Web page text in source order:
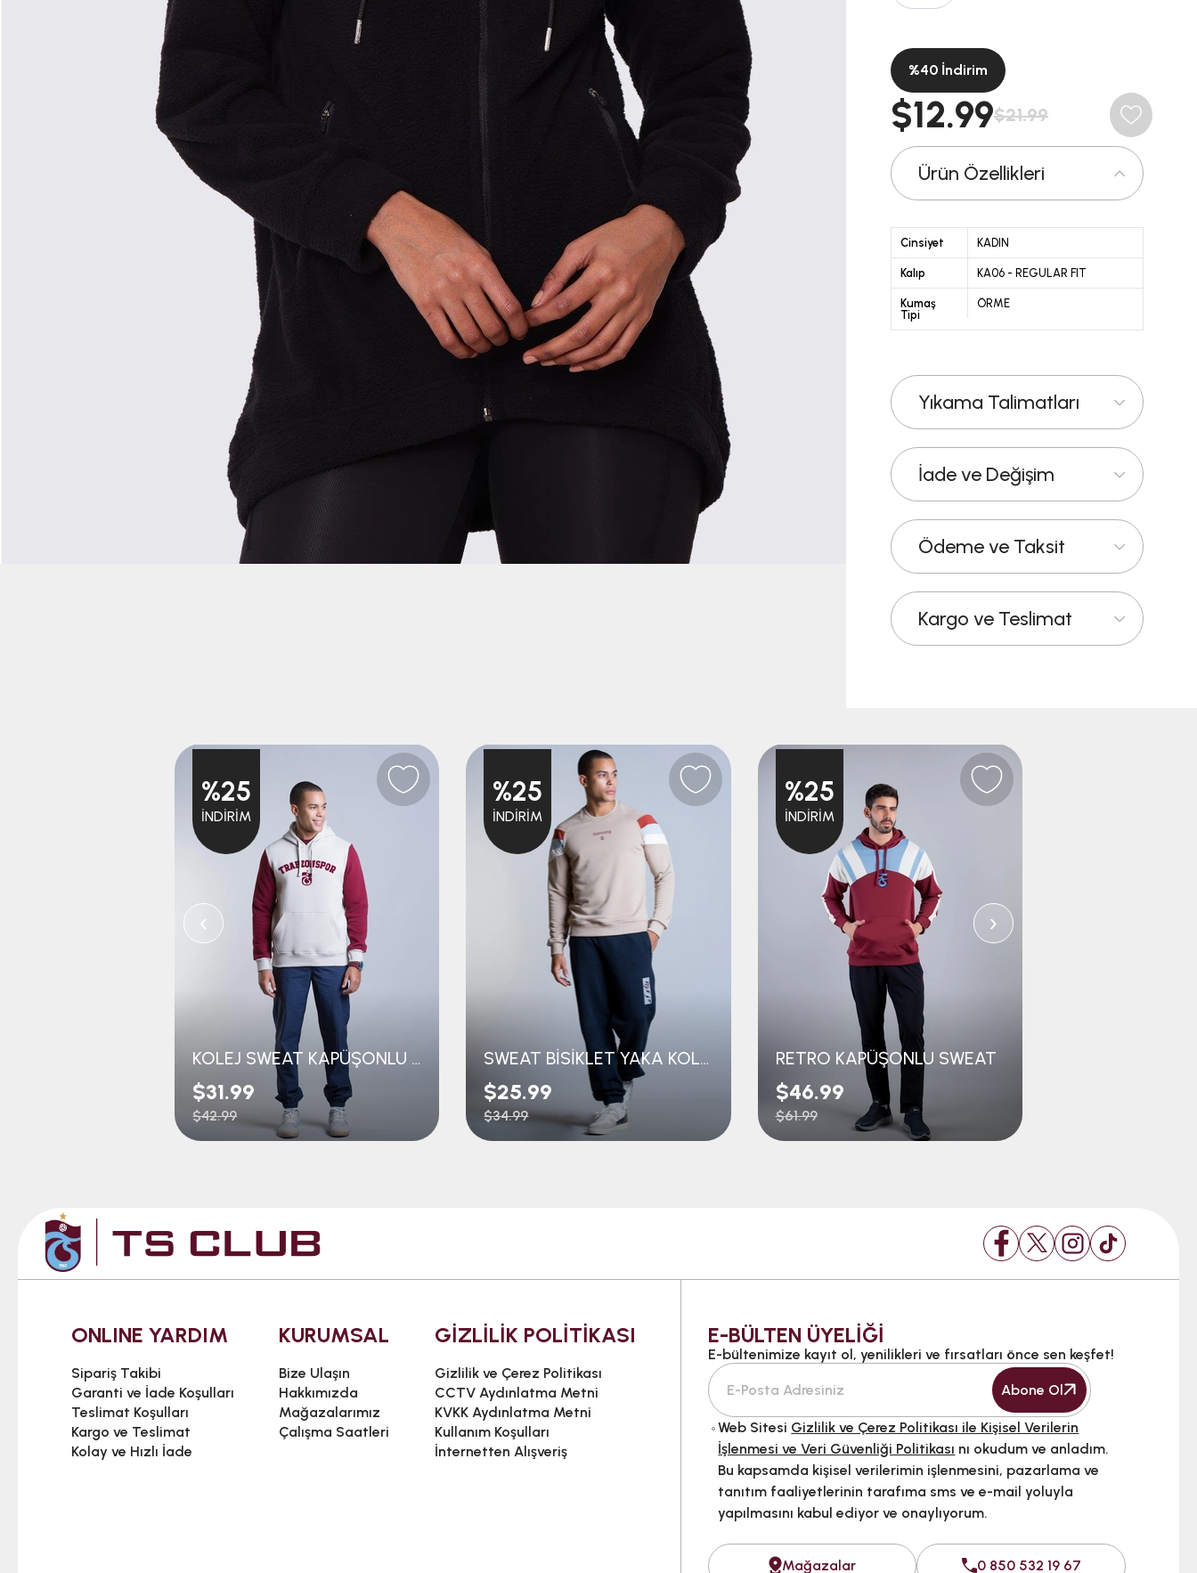
%40 İndirim
$21.99
$12.99
Ürün Özellikleri
Cinsiyet KADIN
Kalıp KA06 - REGULAR FIT
Kumaş
Tipi
ÖRME
Yıkama Talimatları
İade ve Değişim
Ödeme ve Taksit
Kargo ve Teslimat
KOLEJ SWEAT KAPÜŞONLU TRABZONSPOR NAKIŞLI
$31.99
$42.99
%25
İNDIRIM
SWEAT BİSİKLET YAKA KOLLARI ÇİZGİLİ
$25.99
$34.99
%25
İNDIRIM
RETRO KAPÜŞONLU SWEAT
$46.99
$61.99
%25
İNDIRIM
‹ ›
ONLINE YARDIM
Sipariş Takibi
Garanti ve İade Koşulları
Teslimat Koşulları
Kargo ve Teslimat
Kolay ve Hızlı İade
KURUMSAL
Bize Ulaşın
Hakkımızda
Mağazalarımız
Çalışma Saatleri
GİZLİLİK POLİTİKASI
Gizlilik ve Çerez Politikası
CCTV Aydınlatma Metni
KVKK Aydınlatma Metni
Kullanım Koşulları
İnternetten Alışveriş
E-BÜLTEN ÜYELİĞİ
E-bültenimize kayıt ol, yenilikleri ve fırsatları önce sen keşfet!
Abone Ol
Web Sitesi Gizlilik ve Çerez Politikası ile Kişisel Verilerin
İşlenmesi ve Veri Güvenliği Politikası nı okudum ve anladım.
Bu kapsamda kişisel verilerimin işlenmesini, pazarlama ve
tanıtım faaliyetlerinin tarafıma sms ve e-mail yoluyla
yapılmasını kabul ediyor ve onaylıyorum.
Mağazalar 0 850 532 19 67